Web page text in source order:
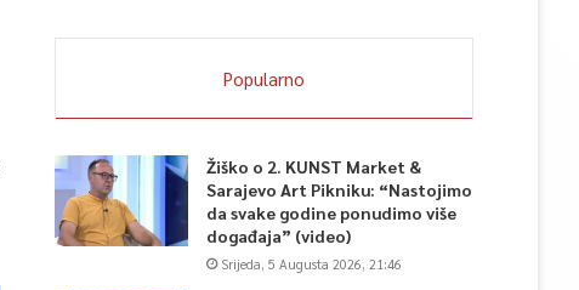
Popularno
Žiško o 2. KUNST Market &
Sarajevo Art Pikniku: “Nastojimo
da svake godine ponudimo više
događaja” (video)
Srijeda, 5 Augusta 2026, 21:46